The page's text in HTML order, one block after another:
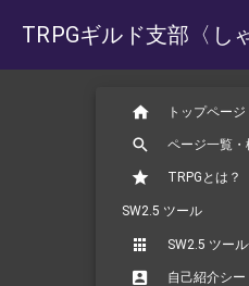
TRPGギルド支部 〈し
トップページ
ページ一覧・
TRPGとは？
SW2.5 ツール
SW2.5 ツー
自己紹介シ